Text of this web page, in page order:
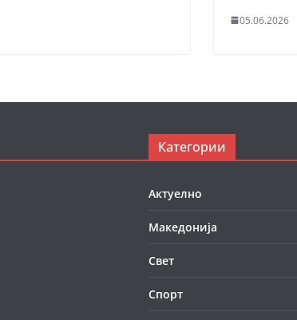
05.06.2026
Категории
Актуелно
Македонија
Свет
Спорт